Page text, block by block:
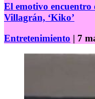
El emotivo encuentro
Villagrán, ‘Kiko’
Entretenimiento | 7